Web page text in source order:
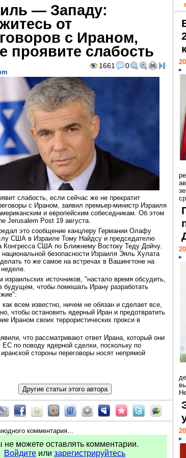
— Западу:
от
с Ираном,
проявите слабость
1661 0
слабость, если сейчас же не прекратит
с Ираном, заявил премьер-министр Израиля
и европейским собеседникам. Об этом
Jerusalem Post 19 августа.
это сообщение канцлеру Германии Олафу
США в Израиле Тому Найдсу и председателю
Конгресса США по Ближнему Востоку Теду Дойчу.
национальной безопасности Израиля Эяль Хулата
то же самое на встречах в Вашингтоне на
израильских источников, "настало время обсудить,
будущем, чтобы помешать Ирану разработать
всем известно, ничем не обязан и сделает все,
чтобы остановить ядерный Иран и предотвратить
Ираном своих террористических прокси в
что рассматривают ответ Ирана, который они
ЕС по поводу ядерной сделки, поскольку по
стороны переговоры носят непрямой
комментария...
не можете оставлять комментарии.
Войдите или зарегистрируйтесь